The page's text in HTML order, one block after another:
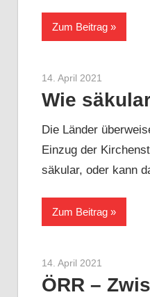
Zum Beitrag
14. April 2021
Wie
Die Länder
Einzug der
säkular, oder kann
Zum Beitrag
14. April 2021
ÖRR –